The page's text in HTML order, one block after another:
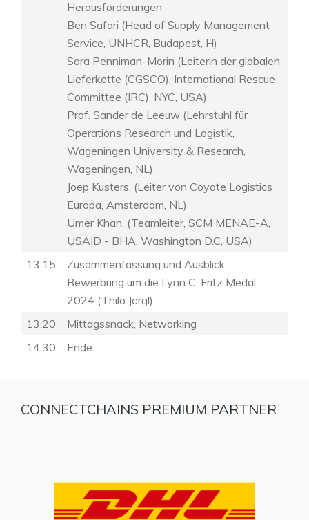
Herausforderungen
Ben Safari (Head of Supply Management
Service, UNHCR, Budapest, H)
Sara Penniman-Morin (Leiterin der globalen
Lieferkette (CGSCO), International Rescue
Committee (IRC), NYC, USA)
Prof. Sander de Leeuw (Lehrstuhl für
Operations Research und Logistik,
Wageningen University & Research,
Wageningen, NL)
Joep Kusters, (Leiter von Coyote Logistics
Europa, Amsterdam, NL)
Umer Khan, (Teamleiter, SCM MENAE-A,
USAID - BHA, Washington D.C, USA)
13.15
Zusammenfassung und Ausblick:
Bewerbung um die Lynn C. Fritz Medal
2024 (Thilo Jörgl)
13.20
Mittagssnack, Networking
14.30
Ende
CONNECTCHAINS PREMIUM PARTNER